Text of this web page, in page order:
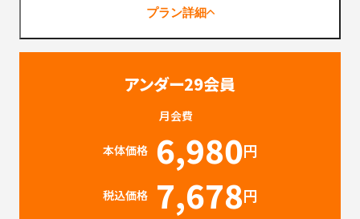
プラン詳細
アンダー29会員
月会費
本体価格 6,980円
税込価格 7,678円